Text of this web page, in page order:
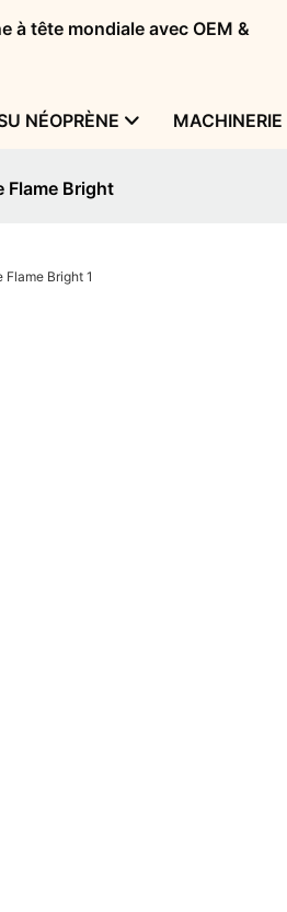
à tête mondiale avec OEM &
NÉOPRÈNE MACHINERIE
Flame Bright